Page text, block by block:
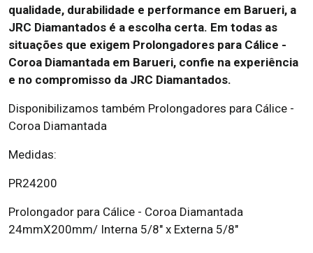
qualidade, durabilidade e performance em Barueri, a
JRC Diamantados é a escolha certa. Em todas as
situações que exigem Prolongadores para Cálice -
Coroa Diamantada em Barueri, confie na experiência
e no compromisso da JRC Diamantados.
Disponibilizamos também Prolongadores para Cálice -
Coroa Diamantada
Medidas:
PR24200
Prolongador para Cálice - Coroa Diamantada
24mmX200mm/ Interna 5/8" x Externa 5/8"